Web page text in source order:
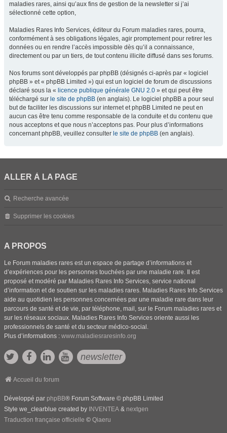
maladies rares, ainsi qu’aux fins de gestion de la newsletter si j’ai
sélectionné cette option,
Maladies Rares Info Services, éditeur du Forum maladies rares, pourra,
conformément à ses obligations légales, agir promptement pour retirer les
données ou en rendre l’accès impossible dès qu’il a connaissance,
directement ou par un tiers, de tout contenu illicite diffusé dans ses forums.
Nos forums sont développés par phpBB (désignés ci-après par « logiciel
phpBB » et « phpBB Limited ») qui est un logiciel de forum de discussions
déclaré sous la « licence publique générale GNU 2.0 » et qui peut être
téléchargé sur le site de phpBB (en anglais). Le logiciel phpBB a pour seul
but de faciliter les discussions sur internet et phpBB Limited ne peut en
aucun cas être tenu comme responsable de la conduite et du contenu que
nous acceptons et que nous n’acceptons pas. Pour plus d’informations
concernant phpBB, veuillez consulter le site de phpBB (en anglais).
ALLER À LA PAGE
Recherche avancée
Supprimer les cookies
A PROPOS
Le Forum maladies rares est un espace de partage d’informations et
d’expériences pour les personnes touchées par une maladie rare. Il est
proposé et modéré par Maladies Rares Info Services, service national
d’information et de soutien sur les maladies rares. Maladies Rares Info Services
aide au quotidien les personnes concernées par une maladie rare dans leur
parcours de santé et de vie, par téléphone, mail, sur le Forum maladies rares et
sur les réseaux sociaux. Maladies Rares Info Services oriente aussi les
professionnels de santé et du secteur médico-social.
Plus d’informations : www.maladiesraresinfo.org
newsletter
Accueil du forum
Développé par phpBB® Forum Software © phpBB Limited
Style we_clearblue created by INVENTEA & nextgen
Traduction française officielle © Qiaeru